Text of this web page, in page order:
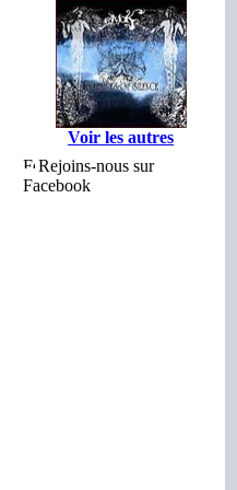
Voir les autres
Rejoins-nous sur
Facebook